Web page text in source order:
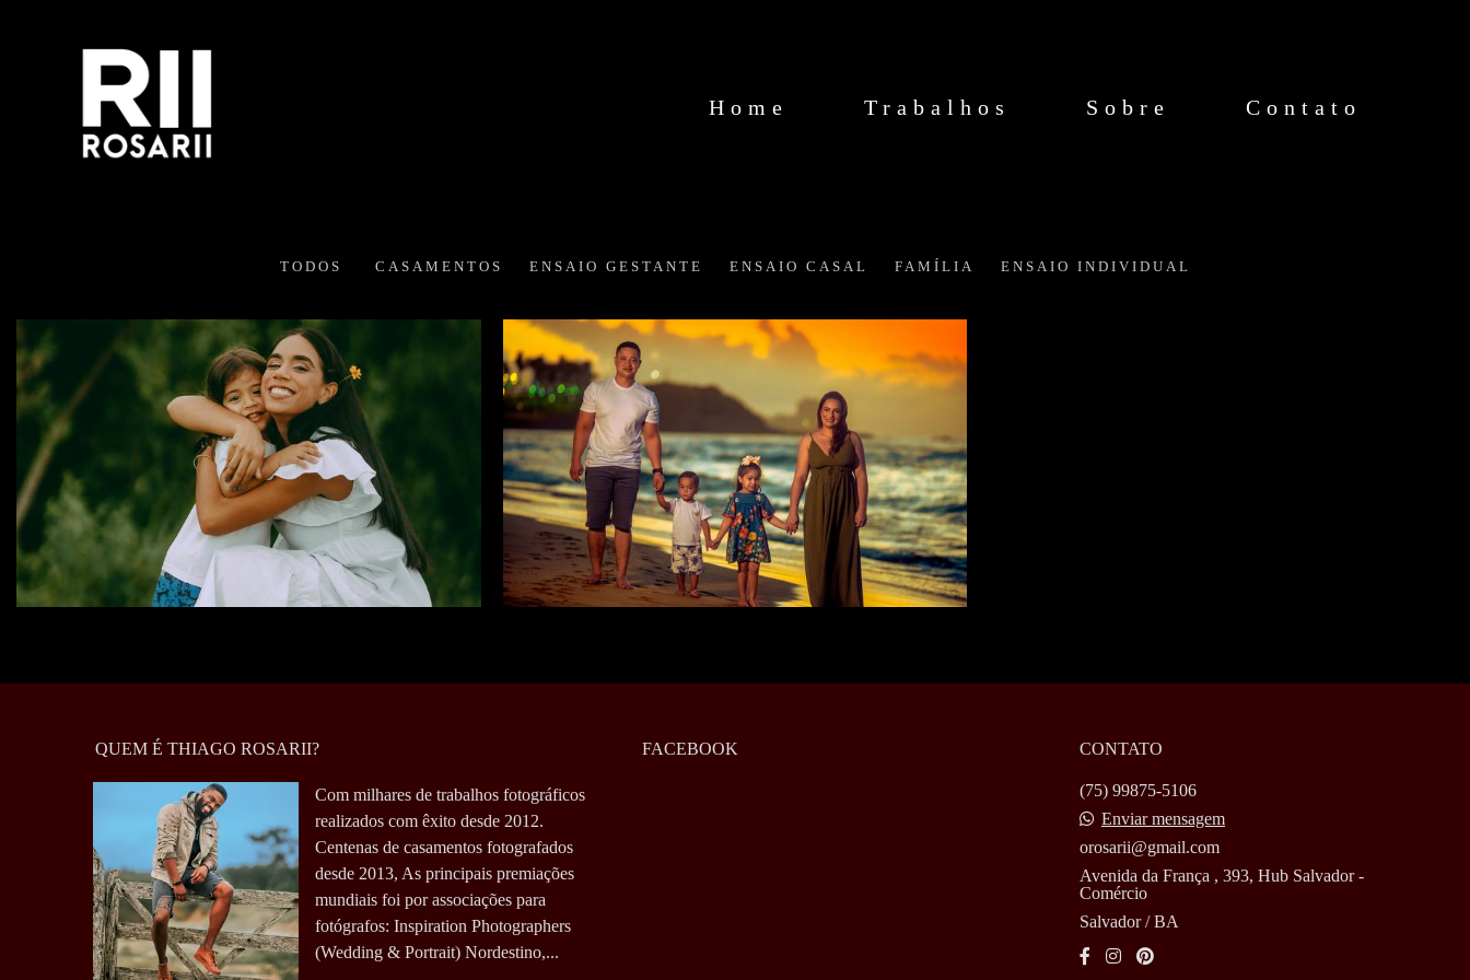
Home Trabalhos Sobre Contato
TODOS CASAMENTOS ENSAIO GESTANTE ENSAIO CASAL FAMÍLIA ENSAIO INDIVIDUAL
QUEM É THIAGO ROSARII?
Com milhares de trabalhos fotográficos
realizados com êxito desde 2012.
Centenas de casamentos fotografados
desde 2013, As principais premiações
mundiais foi por associações para
fotógrafos: Inspiration Photographers
(Wedding & Portrait) Nordestino,...
FACEBOOK CONTATO
(75) 99875-5106
Enviar mensagem
orosarii@gmail.com
Avenida da França , 393, Hub Salvador -
Comércio
Salvador / BA